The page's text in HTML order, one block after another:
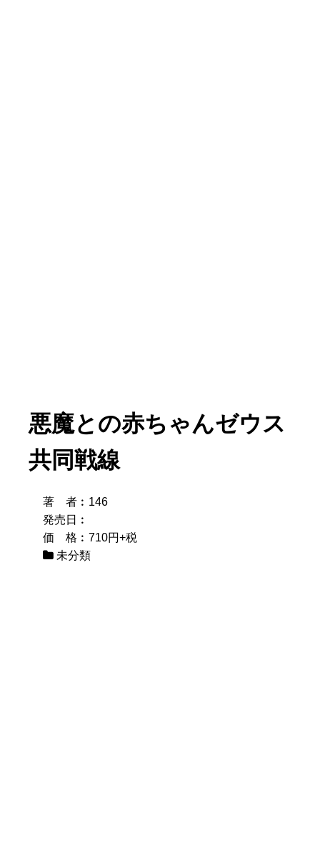
悪魔との赤ちゃんゼウス
共同戦線
著 者︰146
発売日︰
価 格︰710円+税
未分類